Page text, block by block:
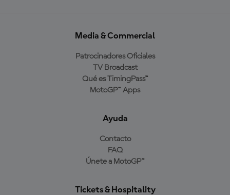
Media & Commercial
Patrocinadores Oficiales
TV Broadcast
Qué es TimingPass™
MotoGP™ Apps
Ayuda
Contacto
FAQ
Únete a MotoGP™
Tickets & Hospitality